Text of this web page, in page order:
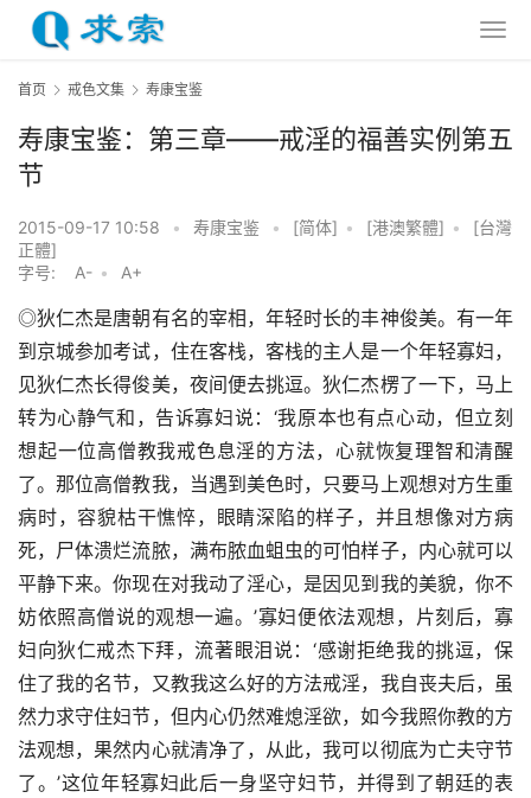
首页 戒色文集 寿康宝鉴
寿康宝鉴：第三章——戒淫的福善实例第五
节
2015-09-17 10:58 • 寿康宝鉴 • [简体] • [港澳繁體] •
[台灣
正體]
字号:
A- • A+
◎狄仁杰是唐朝有名的宰相，年轻时长的丰神俊美。有一年
到京城参加考试，住在客栈，客栈的主人是一个年轻寡妇，
见狄仁杰长得俊美，夜间便去挑逗。狄仁杰楞了一下，马上
转为心静气和，告诉寡妇说：‘我原本也有点心动，但立刻
想起一位高僧教我戒色息淫的方法，心就恢复理智和清醒
了。那位高僧教我，当遇到美色时，只要马上观想对方生重
病时，容貌枯干憔悴，眼睛深陷的样子，并且想像对方病
死，尸体溃烂流脓，满布脓血蛆虫的可怕样子，内心就可以
平静下来。你现在对我动了淫心，是因见到我的美貌，你不
妨依照高僧说的观想一遍。’寡妇便依法观想，片刻后，寡
妇向狄仁戒杰下拜，流著眼泪说：‘感谢拒绝我的挑逗，保
住了我的名节，又教我这么好的方法戒淫，我自丧夫后，虽
然力求守住妇节，但内心仍然难熄淫欲，如今我照你教的方
法观想，果然内心就清净了，从此，我可以彻底为亡夫守节
了。’这位年轻寡妇此后一身坚守妇节，并得到了朝廷的表